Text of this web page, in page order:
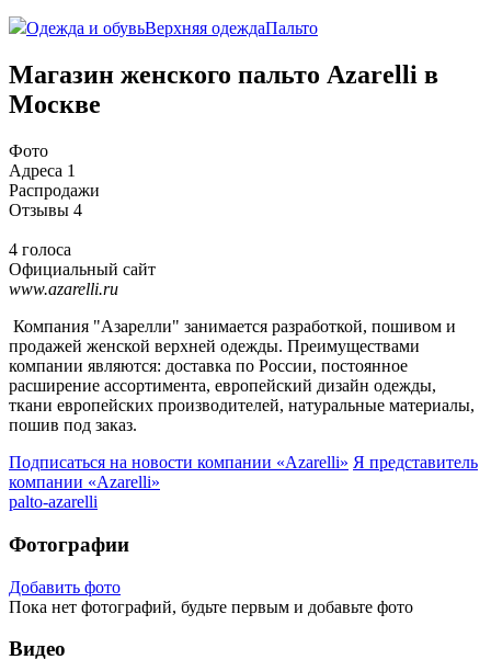
Одежда и обувьВерхняя одеждаПальто
Магазин женского пальто Azarelli в
Москве
Фото
Адреса 1
Распродажи
Отзывы 4
4 голоса
Официальный сайт
www.azarelli.ru
Компания "Азарелли" занимается разработкой, пошивом и
продажей женской верхней одежды. Преимуществами
компании являются: доставка по России, постоянное
расширение ассортимента, европейский дизайн одежды,
ткани европейских производителей, натуральные материалы,
пошив под заказ.
Подписаться на новости компании «Azarelli» Я представитель
компании «Azarelli»
palto-azarelli
Фотографии
Добавить фото
Пока нет фотографий, будьте первым и добавьте фото
Видео